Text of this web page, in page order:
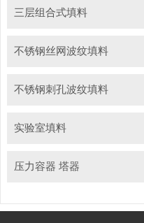
三层组合式填料
不锈钢丝网波纹填料
不锈钢刺孔波纹填料
实验室填料
压力容器 塔器